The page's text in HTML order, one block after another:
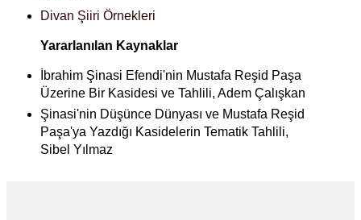
Divan Şiiri Örnekleri
Yararlanılan Kaynaklar
İbrahim Şinasi Efendi'nin Mustafa Reşid Paşa
Üzerine Bir Kasidesi ve Tahlili, Adem Çalışkan
Şinasi'nin Düşünce Dünyası ve Mustafa Reşid
Paşa'ya Yazdığı Kasidelerin Tematik Tahlili,
Sibel Yılmaz